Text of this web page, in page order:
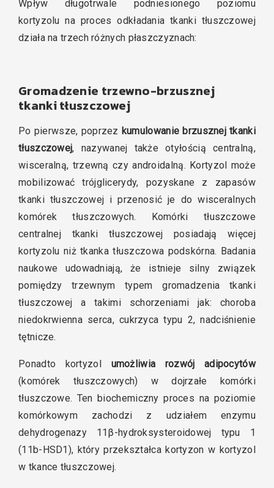
Wpływ długotrwale podniesionego poziomu
kortyzolu na proces odkładania tkanki tłuszczowej
działa na trzech różnych płaszczyznach:
Gromadzenie trzewno-brzusznej
tkanki tłuszczowej
Po pierwsze, poprzez kumulowanie brzusznej tkanki
tłuszczowej, nazywanej także otyłością centralną,
wisceralną, trzewną czy androidalną. Kortyzol może
mobilizować trójglicerydy, pozyskane z zapasów
tkanki tłuszczowej i przenosić je do wisceralnych
komórek tłuszczowych. Komórki tłuszczowe
centralnej tkanki tłuszczowej posiadają więcej
kortyzolu niż tkanka tłuszczowa podskórna. Badania
naukowe udowadniają, że istnieje silny związek
pomiędzy trzewnym typem gromadzenia tkanki
tłuszczowej a takimi schorzeniami jak: choroba
niedokrwienna serca, cukrzyca typu 2, nadciśnienie
tętnicze.
Ponadto kortyzol umożliwia rozwój adipocytów
(komórek tłuszczowych) w dojrzałe komórki
tłuszczowe. Ten biochemiczny proces na poziomie
komórkowym zachodzi z udziałem enzymu
dehydrogenazy 11β-hydroksysteroidowej typu 1
(11b-HSD1), który przekształca kortyzon w kortyzol
w tkance tłuszczowej.